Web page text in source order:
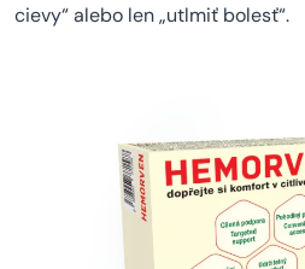
cievy“ alebo len „utlmiť bolesť“.